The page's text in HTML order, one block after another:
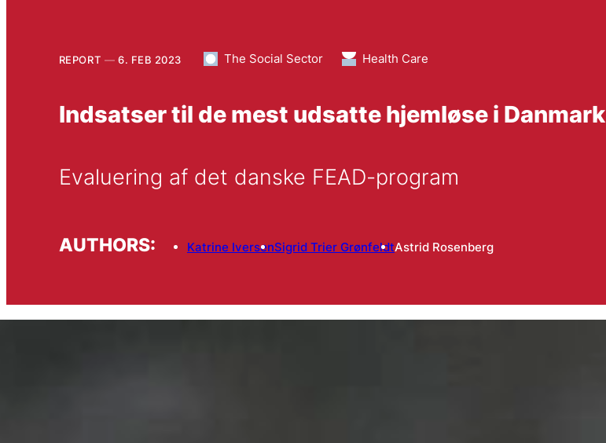
REPORT 6. FEB 2023 The Social Sector Health Care
Indsatser til de mest udsatte hjemløse i Danmark
Evaluering af det danske FEAD-program
AUTHORS: Katrine IversenSigrid Trier GrønfeldtAstrid Rosenberg